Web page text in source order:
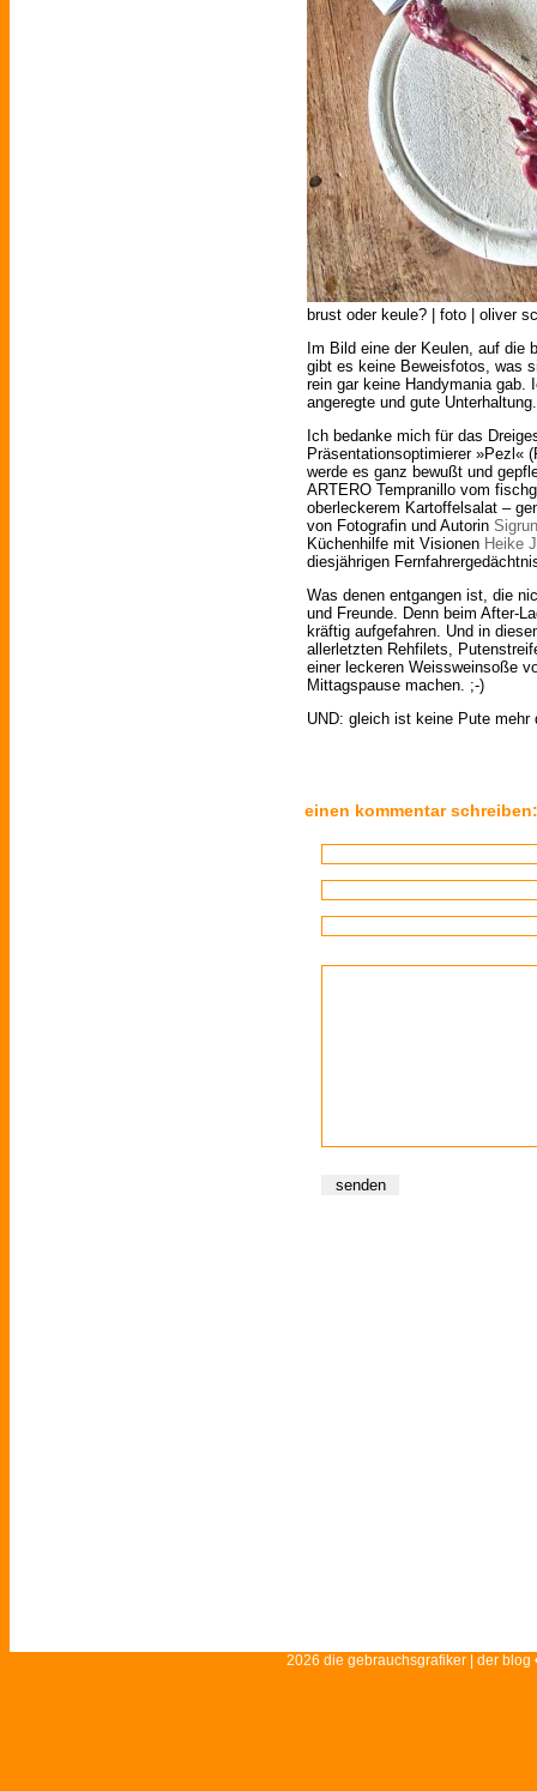
brust oder keule? | foto | oliver
Im Bild eine der Keulen, auf die
gibt es keine Beweisfotos, was
rein gar keine Handymania gab.
angeregte und gute Unterhaltung.
Ich bedanke mich für das
Präsentationsoptimierer »Pezl«
werde es ganz bewußt und
ARTERO Tempranillo vom
oberleckerem Kartoffelsalat –
von Fotografin und Autorin
Küchenhilfe mit Visionen Heike
diesjährigen
Was denen entgangen ist, die
und Freunde. Denn beim After-
kräftig aufgefahren. Und in
allerletzten Rehfilets,
einer leckeren Weissweinsoße
Mittagspause machen. ;-)
UND: gleich ist keine Pute mehr
einen kommentar schreiben:
2026 die gebrauchsgrafiker | der blog